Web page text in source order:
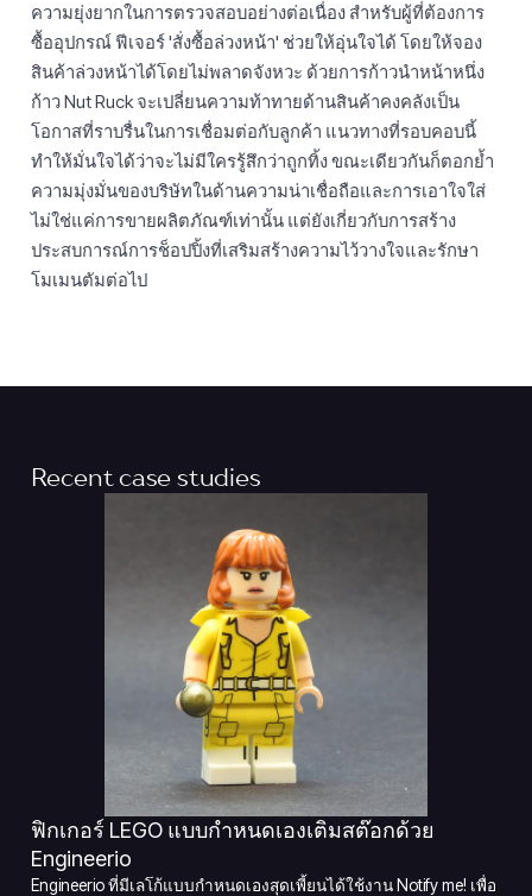
ความยุ่งยากในการตรวจสอบอย่างต่อเนื่อง สำหรับผู้ที่ต้องการ
ซื้ออุปกรณ์ ฟีเจอร์ 'สั่งซื้อล่วงหน้า' ช่วยให้อุ่นใจได้ โดยให้จอง
สินค้าล่วงหน้าได้โดยไม่พลาดจังหวะ ด้วยการก้าวนำหน้าหนึ่ง
ก้าว Nut Ruck จะเปลี่ยนความท้าทายด้านสินค้าคงคลังเป็น
โอกาสที่ราบรื่นในการเชื่อมต่อกับลูกค้า แนวทางที่รอบคอบนี้
ทำให้มั่นใจได้ว่าจะไม่มีใครรู้สึกว่าถูกทิ้ง ขณะเดียวกันก็ตอกย้ำ
ความมุ่งมั่นของบริษัทในด้านความน่าเชื่อถือและการเอาใจใส่
ไม่ใช่แค่การขายผลิตภัณฑ์เท่านั้น แต่ยังเกี่ยวกับการสร้าง
ประสบการณ์การช็อปปิ้งที่เสริมสร้างความไว้วางใจและรักษา
โมเมนตัมต่อไป
Recent case studies
ฟิกเกอร์ LEGO แบบกำหนดเองเติมสต๊อกด้วย
Engineerio
Engineerio ที่มีเลโก้แบบกำหนดเองสุดเพี้ยนได้ใช้งาน Notify me! เพื่อ